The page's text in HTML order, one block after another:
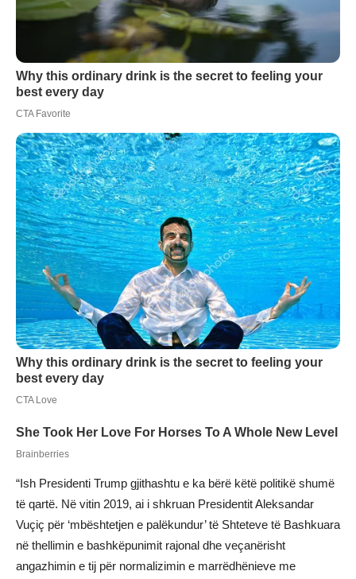
“Ish Presidenti Trump gjithashtu e ka bërë këtë politikë shumë
të qartë. Në vitin 2019, ai i shkruan Presidentit Aleksandar
Vuçiç për ‘mbështetjen e palëkundur’ të Shteteve të Bashkuara
në thellimin e bashkëpunimit rajonal dhe veçanërisht
angazhimin e tij për normalizimin e marrëdhënieve me